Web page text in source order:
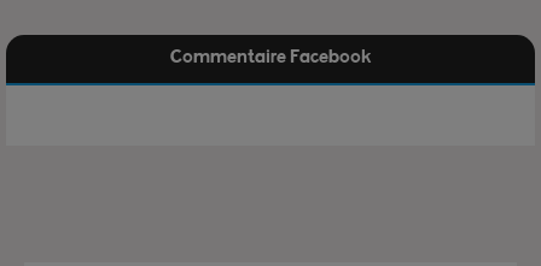
Commentaire Facebook